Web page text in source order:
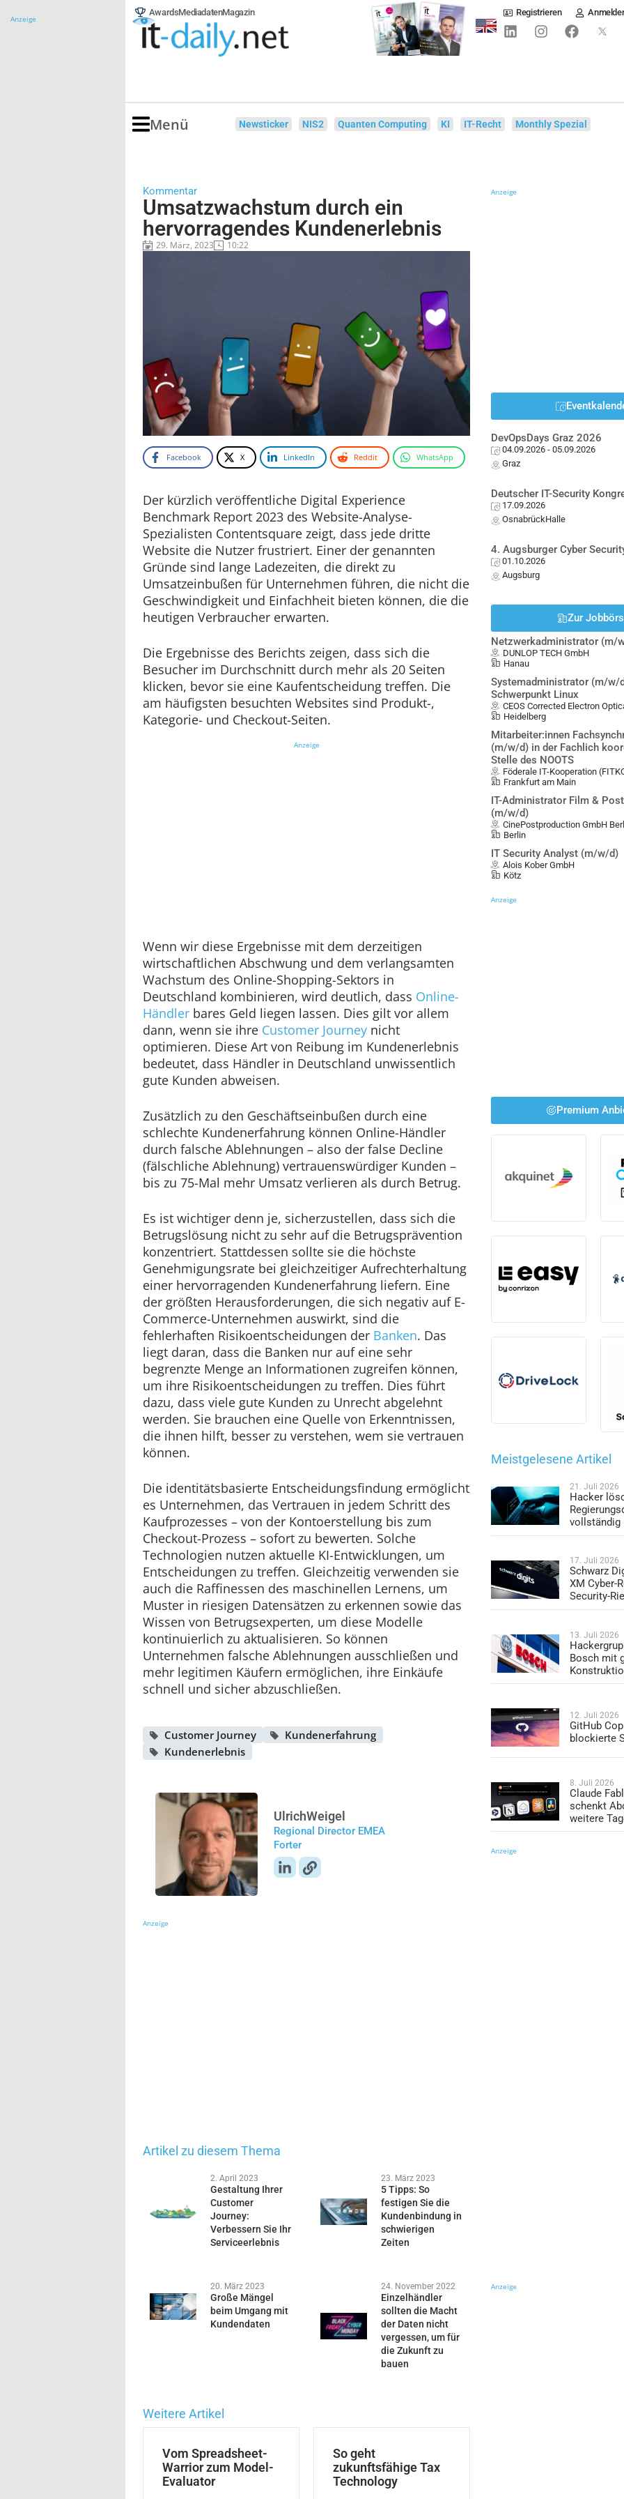
Anzeige
AwardsMediadatenMagazin Registrieren
Menü Newsticker NIS2 Quanten Computing KI IT-Recht Monthly Spezial
Kommentar
Umsatzwachstum durch ein
hervorragendes Kundenerlebnis
29. März, 2023 10:22
Facebook X LinkedIn Reddit WhatsApp
Der kürzlich veröffentliche Digital Experience
Benchmark Report 2023 des Website-Analyse-
Spezialisten Contentsquare zeigt, dass jede dritte
Website die Nutzer frustriert. Einer der genannten
Gründe sind lange Ladezeiten, die direkt zu
Umsatzeinbußen für Unternehmen führen, die nicht die
Geschwindigkeit und Einfachheit bieten können, die die
heutigen Verbraucher erwarten.
Die Ergebnisse des Berichts zeigen, dass sich die
Besucher im Durchschnitt durch mehr als 20 Seiten
klicken, bevor sie eine Kaufentscheidung treffen. Die
am häufigsten besuchten Websites sind Produkt-,
Kategorie- und Checkout-Seiten.
Anzeige
Wenn wir diese Ergebnisse mit dem derzeitigen
wirtschaftlichen Abschwung und dem verlangsamten
Wachstum des Online-Shopping-Sektors in
Deutschland kombinieren, wird deutlich, dass Online-
Händler bares Geld liegen lassen. Dies gilt vor allem
dann, wenn sie ihre Customer Journey nicht
optimieren. Diese Art von Reibung im Kundenerlebnis
bedeutet, dass Händler in Deutschland unwissentlich
gute Kunden abweisen.
Zusätzlich zu den Geschäftseinbußen durch eine
schlechte Kundenerfahrung können Online-Händler
durch falsche Ablehnungen – also der false Decline
(fälschliche Ablehnung) vertrauenswürdiger Kunden –
bis zu 75-Mal mehr Umsatz verlieren als durch Betrug.
Es ist wichtiger denn je, sicherzustellen, dass sich die
Betrugslösung nicht zu sehr auf die Betrugsprävention
konzentriert. Stattdessen sollte sie die höchste
Genehmigungsrate bei gleichzeitiger Aufrechterhaltung
einer hervorragenden Kundenerfahrung liefern. Eine
der größten Herausforderungen, die sich negativ auf E-
Commerce-Unternehmen auswirkt, sind die
fehlerhaften Risikoentscheidungen der Banken. Das
liegt daran, dass die Banken nur auf eine sehr
begrenzte Menge an Informationen zugreifen können,
um ihre Risikoentscheidungen zu treffen. Dies führt
dazu, dass viele gute Kunden zu Unrecht abgelehnt
werden. Sie brauchen eine Quelle von Erkenntnissen,
die ihnen hilft, besser zu verstehen, wem sie vertrauen
können.
Die identitätsbasierte Entscheidungsfindung ermöglicht
es Unternehmen, das Vertrauen in jedem Schritt des
Kaufprozesses – von der Kontoerstellung bis zum
Checkout-Prozess – sofort zu bewerten. Solche
Technologien nutzen aktuelle KI-Entwicklungen, um
Entscheidungen zu treffen. Gleichzeitig verwenden sie
auch die Raffinessen des maschinellen Lernens, um
Muster in riesigen Datensätzen zu erkennen sowie das
Wissen von Betrugsexperten, um diese Modelle
kontinuierlich zu aktualisieren. So können
Unternehmen falsche Ablehnungen ausschließen und
mehr legitimen Käufern ermöglichen, ihre Einkäufe
schnell und sicher abzuschließen.
Customer Journey
Kundenerfahrung
Kundenerlebnis
UlrichWeigel
Regional Director EMEA
Forter
Anzeige
Artikel zu diesem Thema
2. April 2023
Gestaltung Ihrer
Customer
Journey:
Verbessern Sie Ihr
Serviceerlebnis
23. März 2023
5 Tipps: So
festigen Sie die
Kundenbindung in
schwierigen
Zeiten
20. März 2023
Große Mängel
beim Umgang mit
Kundendaten
24. November 2022
Einzelhändler
sollten die Macht
der Daten nicht
vergessen, um für
die Zukunft zu
bauen
Weitere Artikel
Vom Spreadsheet-
Warrior zum Model-
Evaluator
So geht
zukunftsfähige Tax
Technology
Anzeige
DevOpsDays Graz 2026
04.09.2026 - 05.09.2026
Graz
Deutscher IT-Security
17.09.2026
OsnabrückHalle
4. Augsburger Cyber
01.10.2026
Augsburg
Zur
Netzwerkadministrator (m/
DUNLOP TECH GmbH
Hanau
Systemadministrator (m/w/
Schwerpunkt Linux
CEOS Corrected Electron
Heidelberg
Mitarbeiter:innen
(m/w/d) in der Fachlich
Stelle des NOOTS
Föderale IT-Kooperation
Frankfurt am Main
IT-Administrator Film &
(m/w/d)
CinePostproduction GmbH
Berlin
IT Security Analyst (m/w/d)
Alois Kober GmbH
Kötz
Anzeige
Premium
Meistgelesene Artikel
21. Juli 2026
Hacker
vollständig
17. Juli 2026
Schwarz
XM Cyber-
Security-
13. Juli 2026
Bosch mit
12. Juli 2026
GitHub
blockierte
8. Juli 2026
Claude
schenkt
weitere
Anzeige
Anzeige